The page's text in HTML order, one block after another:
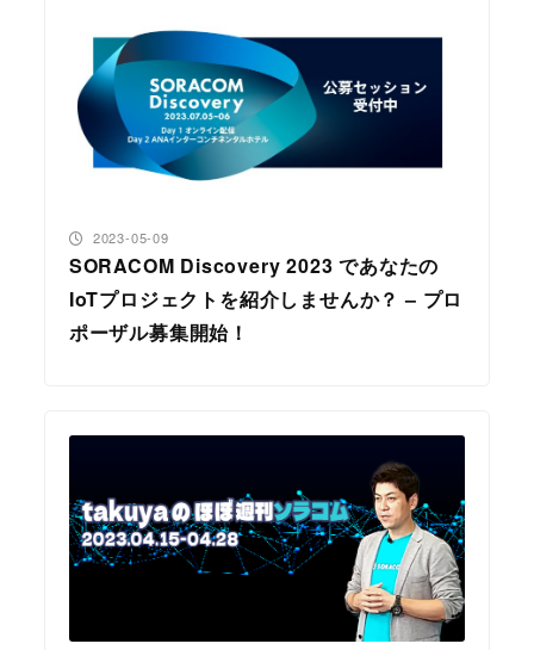
SORACOM Discovery 2023 であなたの
IoTプロジェクトを紹介しませんか？ – プロ
ポーザル募集開始！
投稿日
2023-05-09